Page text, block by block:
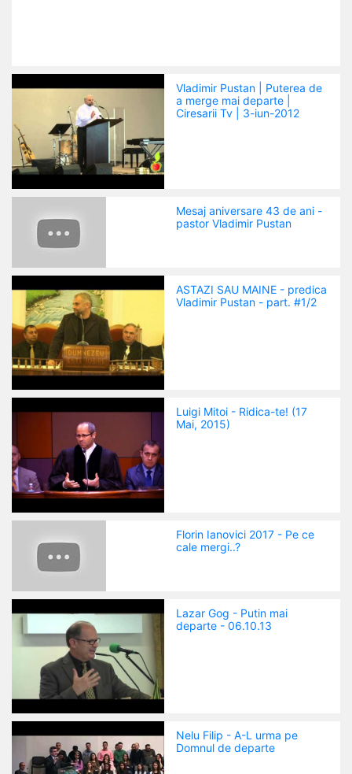
Vladimir Pustan | Puterea de
a merge mai departe |
Ciresarii Tv | 3-iun-2012
Mesaj aniversare 43 de ani -
pastor Vladimir Pustan
ASTAZI SAU MAINE - predica
Vladimir Pustan - part. #1/2
Luigi Mitoi - Ridica-te! (17
Mai, 2015)
Florin Ianovici 2017 - Pe ce
cale mergi..?
Lazar Gog - Putin mai
departe - 06.10.13
Nelu Filip - A-L urma pe
Domnul de departe